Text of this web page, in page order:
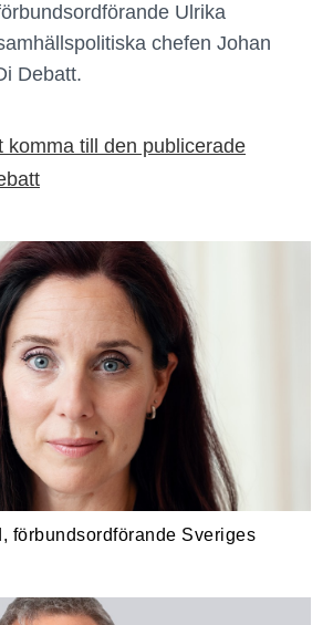
Ulrika
chefen Johan
Debatt.
komma till den publicerade
förbundsordförande Sveriges